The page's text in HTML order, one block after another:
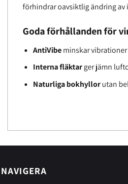
förhindrar oavsiktlig ändring av
Goda förhållanden för
AntiVibeminskar
Interna fläktarger jämn
Naturliga bokhyllorutan
NAVIGERA